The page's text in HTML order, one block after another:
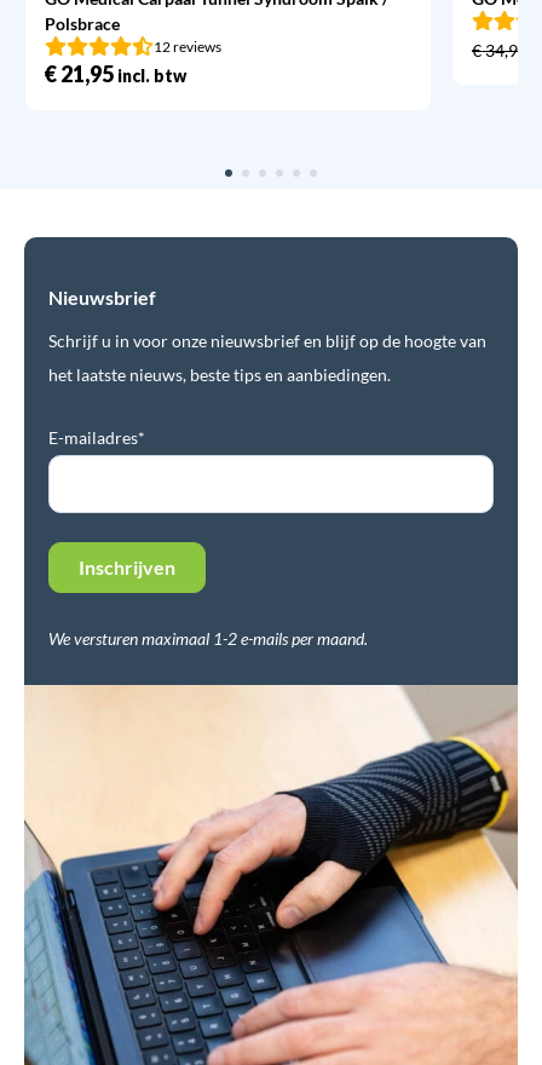
Polsbrace
12 reviews
€21,95 incl. btw
€34,95
Nieuwsbrief
Schrijf u in voor onze nieuwsbrief en blijf op de hoogte van
het laatste nieuws, beste tips en aanbiedingen.
E-mailadres*
We versturen maximaal 1-2 e-mails per maand.